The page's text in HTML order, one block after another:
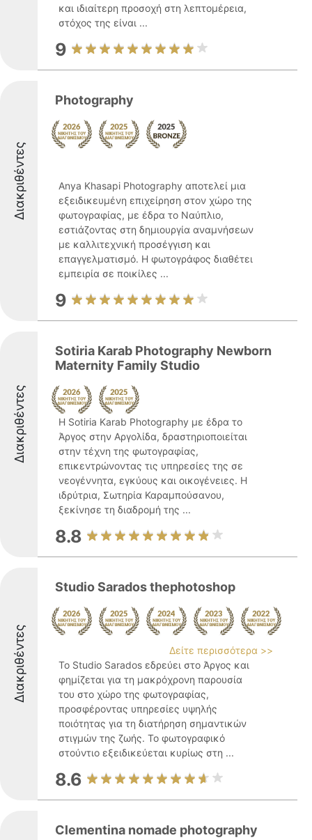
και ιδιαίτερη προσοχή στη λεπτομέρεια,
στόχος της είναι ...
9
Διακριθέντες
Photography
Anya Khasapi Photography αποτελεί μια
εξειδικευμένη επιχείρηση στον χώρο της
φωτογραφίας, με έδρα το Ναύπλιο,
εστιάζοντας στη δημιουργία αναμνήσεων
με καλλιτεχνική προσέγγιση και
επαγγελματισμό. Η φωτογράφος διαθέτει
εμπειρία σε ποικίλες ...
9
Διακριθέντες
Sotiria Karab Photography Newborn
Maternity Family Studio
Η Sotiria Karab Photography με έδρα το
Άργος στην Αργολίδα, δραστηριοποιείται
στην τέχνη της φωτογραφίας,
επικεντρώνοντας τις υπηρεσίες της σε
νεογέννητα, εγκύους και οικογένειες. Η
ιδρύτρια, Σωτηρία Καραμπούσανου,
ξεκίνησε τη διαδρομή της ...
8.8
Διακριθέντες
Studio Sarados thephotoshop
Δείτε περισσότερα >>
Το Studio Sarados εδρεύει στο Άργος και
φημίζεται για τη μακρόχρονη παρουσία
του στο χώρο της φωτογραφίας,
προσφέροντας υπηρεσίες υψηλής
ποιότητας για τη διατήρηση σημαντικών
στιγμών της ζωής. Το φωτογραφικό
στούντιο εξειδικεύεται κυρίως στη ...
8.6
Clementina nomade photography